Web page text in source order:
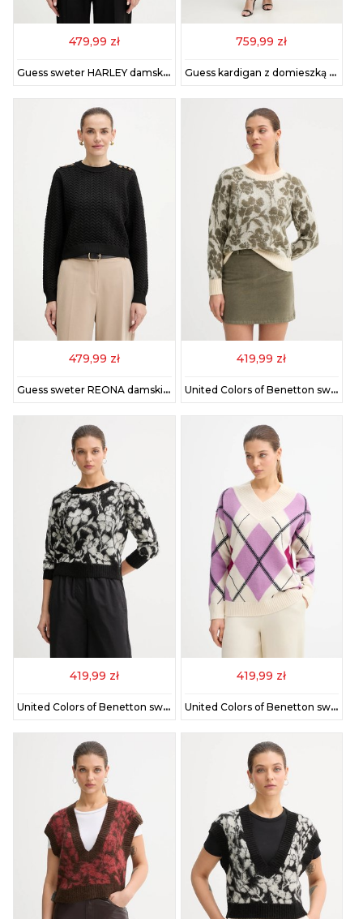
479,99 zł
Guess sweter HARLEY damski kolor szary lekki z półgolfem W5BR29 Z0572
759,99 zł
Guess kardigan z domieszką wełny BENIKO damski kolor szary W5BR54 Z0702
479,99 zł
Guess sweter REONA damski kolor czarny W5BR87 Z3LX2
419,99 zł
United Colors of Benetton sweter z dodatkiem moheru damski kolor beżowy 1VAAE10F3
419,99 zł
United Colors of Benetton sweter z dodatkiem moheru damski kolor czarny 1VAAE10F3
419,99 zł
United Colors of Benetton sweter z dodatkiem wełny damski kolor fioletowy 1444E204E